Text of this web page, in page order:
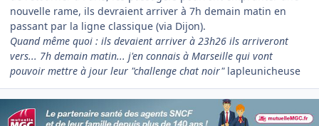
nouvelle rame, ils devraient arriver à 7h demain matin en
passant par la ligne classique (via Dijon).
Quand même quoi : ils devaient arriver à 23h26 ils arriveront
vers... 7h demain matin... j'en connais à Marseille qui vont
pouvoir mettre à jour leur "challenge chat noir" lapleunicheuse